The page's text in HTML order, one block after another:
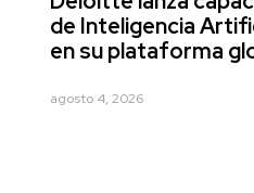
de Inteligencia
en su plataforma
agosto 4, 2026